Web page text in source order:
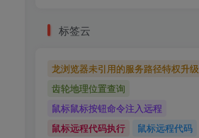
标签云
龙浏览器未引用的服务路径特权升级
齿轮地理位置查询
鼠标鼠标按钮命令注入远程
鼠标远程代码执行
鼠标远程代码